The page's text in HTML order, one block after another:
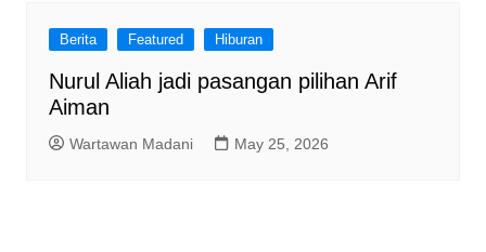
Berita Featured Hiburan
Nurul Aliah jadi pasangan pilihan Arif
Aiman
Wartawan Madani May 25, 2026